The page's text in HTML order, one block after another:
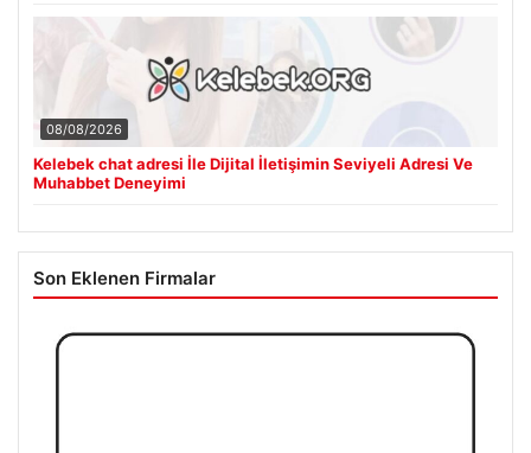
08/08/2026
Kelebek chat adresi İle Dijital İletişimin Seviyeli Adresi Ve
Muhabbet Deneyimi
Son Eklenen Firmalar